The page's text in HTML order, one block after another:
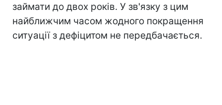
займати до двох років. У зв'язку з цим
найближчим часом жодного покращення
ситуації з дефіцитом не передбачається.